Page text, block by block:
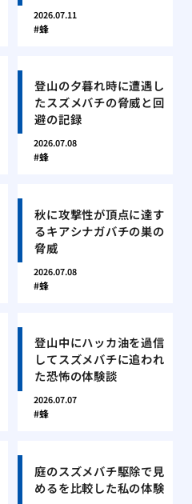
2026.07.11
蜂
登山の夕暮れ時に遭遇し
たスズメバチの脅威と回
避の記録
2026.07.08
蜂
秋に攻撃性が頂点に達す
るキアシナガバチの巣の
脅威
2026.07.08
蜂
登山中にハッカ油を過信
してスズメバチに追われ
た恐怖の体験談
2026.07.07
蜂
庭のスズメバチ駆除で見
めるを比較した私の体験